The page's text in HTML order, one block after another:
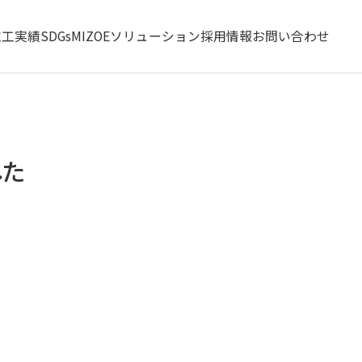
実績SDGsMIZOEソリューション採用情報お問い合わせ